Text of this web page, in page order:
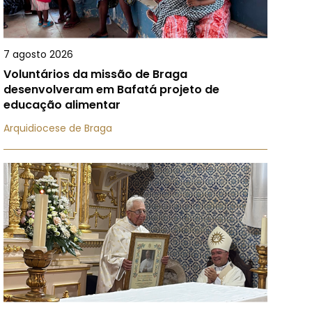
7 agosto 2026
Voluntários da missão de Braga
desenvolveram em Bafatá projeto de
educação alimentar
Arquidiocese de Braga